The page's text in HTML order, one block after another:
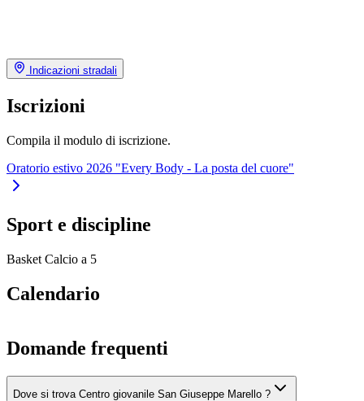
Indicazioni stradali
Iscrizioni
Compila il modulo di iscrizione.
Oratorio estivo 2026 "Every Body - La posta del cuore"
Sport e discipline
Basket Calcio a 5
Calendario
Domande frequenti
Dove si trova Centro giovanile San Giuseppe Marello ?